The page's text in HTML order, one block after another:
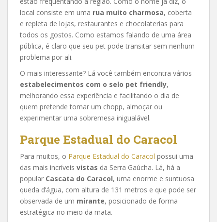
local consiste em uma rua muito charmosa, coberta
e repleta de lojas, restaurantes e chocolaterias para
todos os gostos. Como estamos falando de uma área
pública, é claro que seu pet pode transitar sem nenhum
problema por ali.
O mais interessante? Lá você também encontra vários
estabelecimentos com o selo pet friendly,
melhorando essa experiência e facilitando o dia de
quem pretende tomar um chopp, almoçar ou
experimentar uma sobremesa inigualável.
Parque Estadual do Caracol
Para muitos, o Parque Estadual do Caracol possui uma
das mais incríveis vistas da Serra Gaúcha. Lá, há a
popular Cascata do Caracol, uma enorme e suntuosa
queda d’água, com altura de 131 metros e que pode ser
observada de um mirante, posicionado de forma
estratégica no meio da mata.